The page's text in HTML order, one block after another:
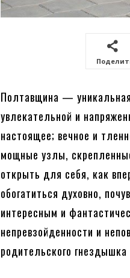
Полтавщина —
увлекательной и
настоящее; вечное и
мощные узлы,
открыть для себя, как
обогатиться духовно,
интересным и
непревзойденности и
родительского